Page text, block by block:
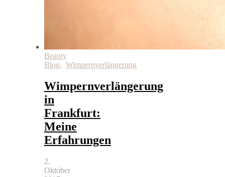
Beauty
Blog, Wimpernverlängerung
Wimpernverlängerung
in
Frankfurt:
Meine
Erfahrungen
2.
Oktober